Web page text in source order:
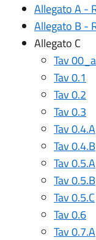
Allegato A -
Allegato B -
Allegato C
Tav
Tav 0.1
Tav 0.2
Tav 0.3
Tav 0.4.A
Tav 0.4.B
Tav 0.5.A
Tav 0.5.B
Tav 0.5.C
Tav 0.6
Tav 0.7.A